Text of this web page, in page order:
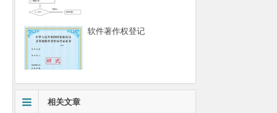
软件著作权登记
相关文章